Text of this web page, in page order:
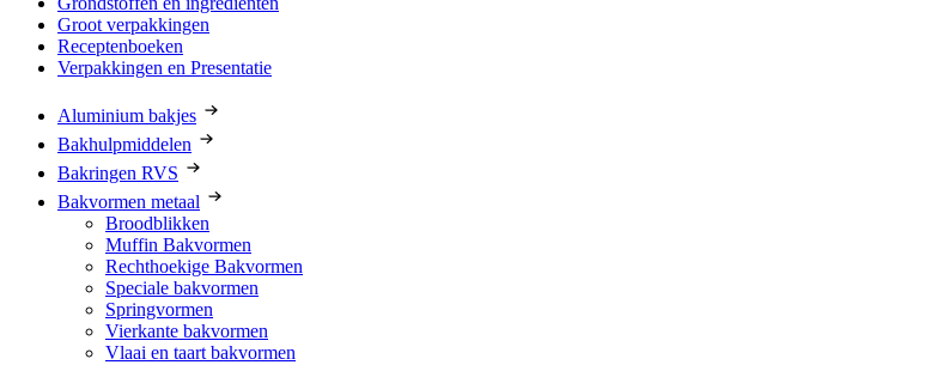
Groot verpakkingen
Receptenboeken
Verpakkingen en Presentatie
Aluminium bakjes
Bakhulpmiddelen
Bakringen RVS
Bakvormen metaal
Broodblikken
Muffin Bakvormen
Rechthoekige Bakvormen
Speciale bakvormen
Springvormen
Vierkante bakvormen
Vlaai en taart bakvormen